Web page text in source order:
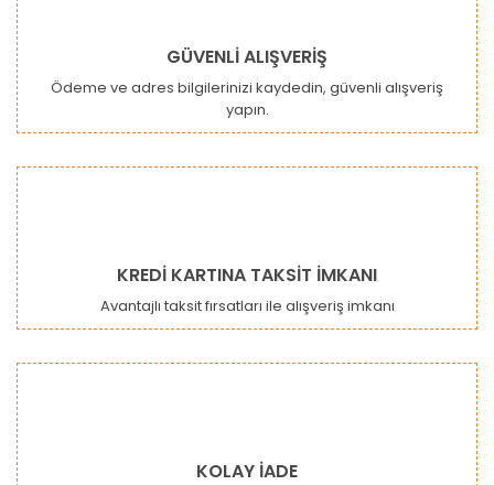
Gönder
GÜVENLİ ALIŞVERİŞ
Ödeme ve adres bilgilerinizi kaydedin, güvenli alışveriş
yapın.
KREDİ KARTINA TAKSİT İMKANI
Avantajlı taksit fırsatları ile alışveriş imkanı
KOLAY İADE